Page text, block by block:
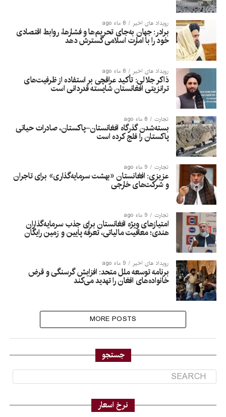
رویداد های اخیر 8 ماه ago
برادر: جهان به‌جای تحریم‌ها و فشارها، روابط اقتصادی
خود را با امارت اسلامی گسترش دهد
رویداد های اخیر 8 ماه ago
ذاکر جلالی: تأکید عراقچی بر استفاده از ظرفیت‌های
ترانزیتی افغانستان شایسته قدردانی است
تجارت 8 ماه ago
بسته‌شدن گذرگاه افغانستان–پاکستان، صادرات حیاتی
پاکستان را فلج کرده است
تجارت 9 ماه ago
عزیزی: افغانستان «بهشت سرمایه‌گذاری» برای تاجران
و شرکت‌های خارجی
تجارت 9 ماه ago
امتیازهای ویژه افغانستان برای جذب سرمایه‌گذاران
هندی؛ معافیت مالیاتی، تعرفه‌ پایین و زمین رایگان
رویداد های اخیر 9 ماه ago
برنامه توسعه ملل متحد: افزایش گرسنگی و قرض
خانواده‌های افغان را تهدید می‌کند
MORE POSTS
جستجو
نرخ اسعار